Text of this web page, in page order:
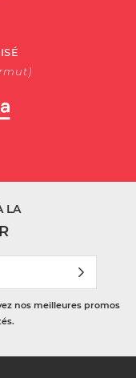
LA
nos meilleures promos